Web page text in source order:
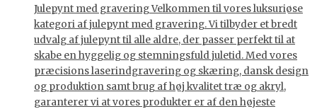
Julepynt med gravering Velkommen til vores luksuriøse
kategori af julepynt med gravering. Vi tilbyder et bredt
udvalg af julepynt til alle aldre, der passer perfekt til at
skabe en hyggelig og stemningsfuld juletid. Med vores
præcisions laserindgravering og skæring, dansk design
og produktion samt brug af høj kvalitet træ og akryl,
garanterer vi at vores produkter er af den højeste